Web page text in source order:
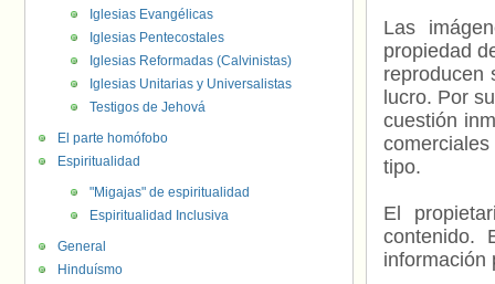
Las
propiedad
reproducen
lucro. Por
cuestión
tipo.
El
contenido.
información
Iglesias Evangélicas
Iglesias Pentecostales
Iglesias Reformadas (Calvinistas)
Iglesias Unitarias y Universalistas
Testigos de Jehová
El parte homófobo
Espiritualidad
"Migajas" de espiritualidad
Espiritualidad Inclusiva
General
Hinduísmo